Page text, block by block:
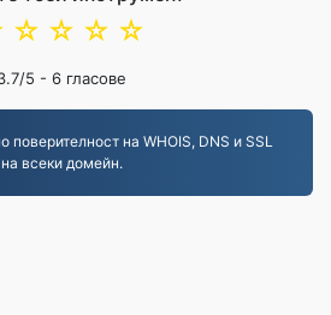
☆
☆
☆
☆
/5 - 6 гласове
поверителност на WHOIS, DNS и SSL
на всеки домейн.